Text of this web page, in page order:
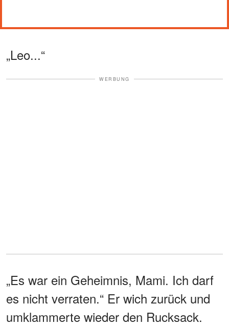
„Leo...“
WERBUNG
„Es war ein Geheimnis, Mami. Ich darf
es nicht verraten.“ Er wich zurück und
umklammerte wieder den Rucksack.